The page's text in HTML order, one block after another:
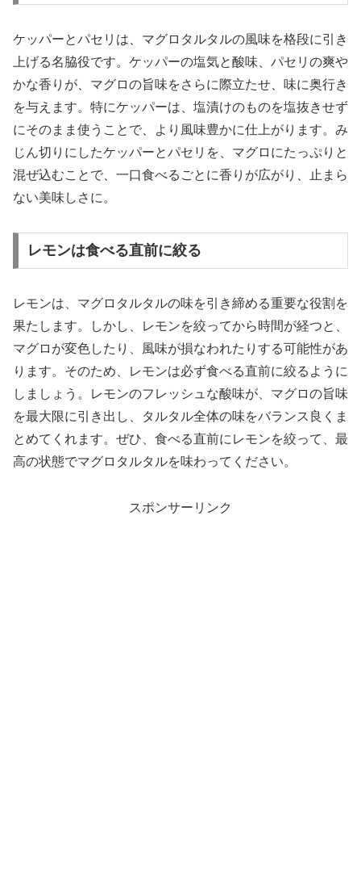
ケッパーとパセリは、マグロタルタルの風味を格段に引き
上げる名脇役です。ケッパーの塩気と酸味、パセリの爽や
かな香りが、マグロの旨味をさらに際立たせ、味に奥行き
を与えます。特にケッパーは、塩漬けのものを塩抜きせず
にそのまま使うことで、より風味豊かに仕上がります。み
じん切りにしたケッパーとパセリを、マグロにたっぷりと
混ぜ込むことで、一口食べるごとに香りが広がり、止まら
ない美味しさに。
レモンは食べる直前に絞る
レモンは、マグロタルタルの味を引き締める重要な役割を
果たします。しかし、レモンを絞ってから時間が経つと、
マグロが変色したり、風味が損なわれたりする可能性があ
ります。そのため、レモンは必ず食べる直前に絞るように
しましょう。レモンのフレッシュな酸味が、マグロの旨味
を最大限に引き出し、タルタル全体の味をバランス良くま
とめてくれます。ぜひ、食べる直前にレモンを絞って、最
高の状態でマグロタルタルを味わってください。
スポンサーリンク